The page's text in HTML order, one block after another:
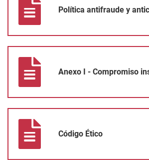
Política antifraude y
Anexo I - Compromiso
Código Ético